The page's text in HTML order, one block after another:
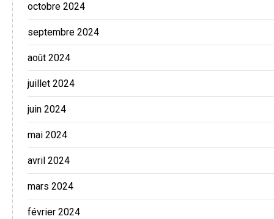
octobre 2024
septembre 2024
août 2024
juillet 2024
juin 2024
mai 2024
avril 2024
mars 2024
février 2024